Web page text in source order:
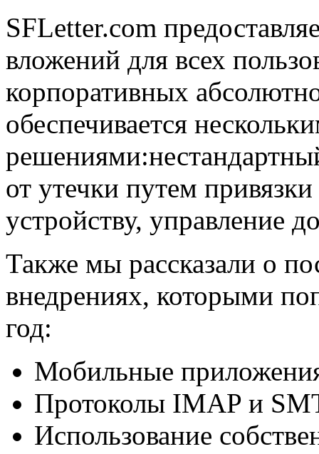
SFLetter.com
вложений для всех
корпоративных
обеспечивается
от утечки путем
устройству, управление
Также мы рассказали о
внедрениях, которыми
год:
Мобильные
Протоколы IMAP и
Использование